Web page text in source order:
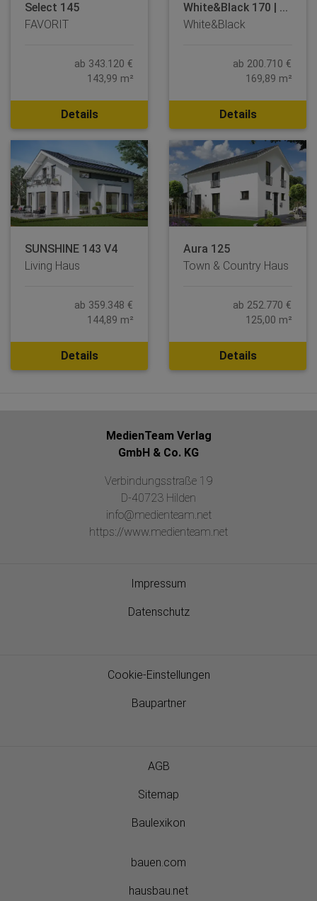
Select 145
FAVORIT
ab 343.120 €
143,99 m²
Details
White&Black 170 | ...
White&Black
ab 200.710 €
169,89 m²
Details
SUNSHINE 143 V4
Living Haus
ab 359.348 €
144,89 m²
Details
Aura 125
Town & Country Haus
ab 252.770 €
125,00 m²
Details
MedienTeam Verlag
GmbH & Co. KG
Verbindungsstraße 19
D-40723 Hilden
info@medienteam.net
https://www.medienteam.net
Impressum
Datenschutz
Cookie-Einstellungen
Baupartner
AGB
Sitemap
Baulexikon
bauen.com
hausbau.net